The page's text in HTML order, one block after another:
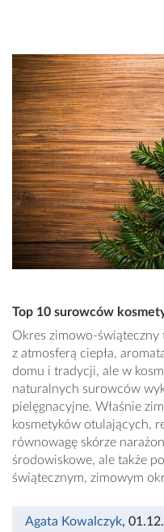
Top 10 surowców
Okres zimowo-świąteczny
z atmosferą ciepła,
domu i tradycji, ale w
naturalnych surowców
pielęgnacyjne. Właśnie
kosmetyków otulających,
równowagę skórze
środowiskowe, ale także
świątecznym, zimowym
Agata Kowalczyk,